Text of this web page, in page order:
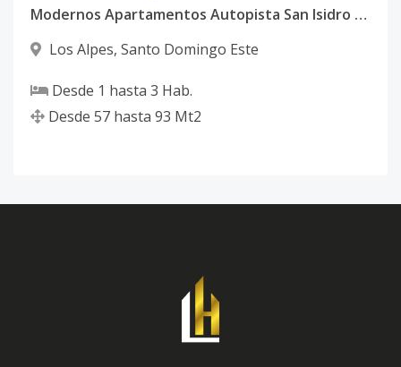
Modernos Apartamentos Autopista San Isidro Próximo Jumbo y Sirena
Los Alpes, Santo Domingo Este
Desde 1 hasta 3 Hab.
Desde 57 hasta 93 Mt2